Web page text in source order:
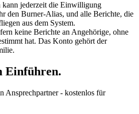
jederzeit die Einwilligung
den Burner-Alias, und alle Berichte, die
aus dem System.
keine Berichte an Angehörige, ohne
hat. Das Konto gehört der
Einführen.
Ansprechpartner - kostenlos für